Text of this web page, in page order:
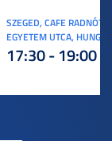
SZEGED, CAFE RADNÓTI,
EGYETEM UTCA,
17:30 - 19:00